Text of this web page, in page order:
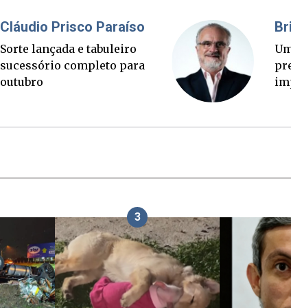
Fabiano Bordignon
Ponte Anita Garibaldi virou
palanque eleitoral
3